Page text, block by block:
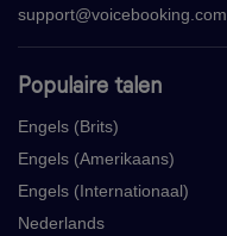
Populaire talen
Engels (Brits)
Engels (Amerikaans)
Engels (Internationaal)
Nederlands
support@voicebooking.com